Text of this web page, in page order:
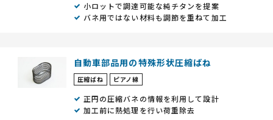
小ロットで調達可能な純チタンを提案
バネ用ではない材料も調節を重ねて加工
自動車部品用の特殊形状圧縮ばね
圧縮ばね ピアノ線
正円の圧縮バネの情報を利用して設計
加工前に熱処理を行い荷重除去